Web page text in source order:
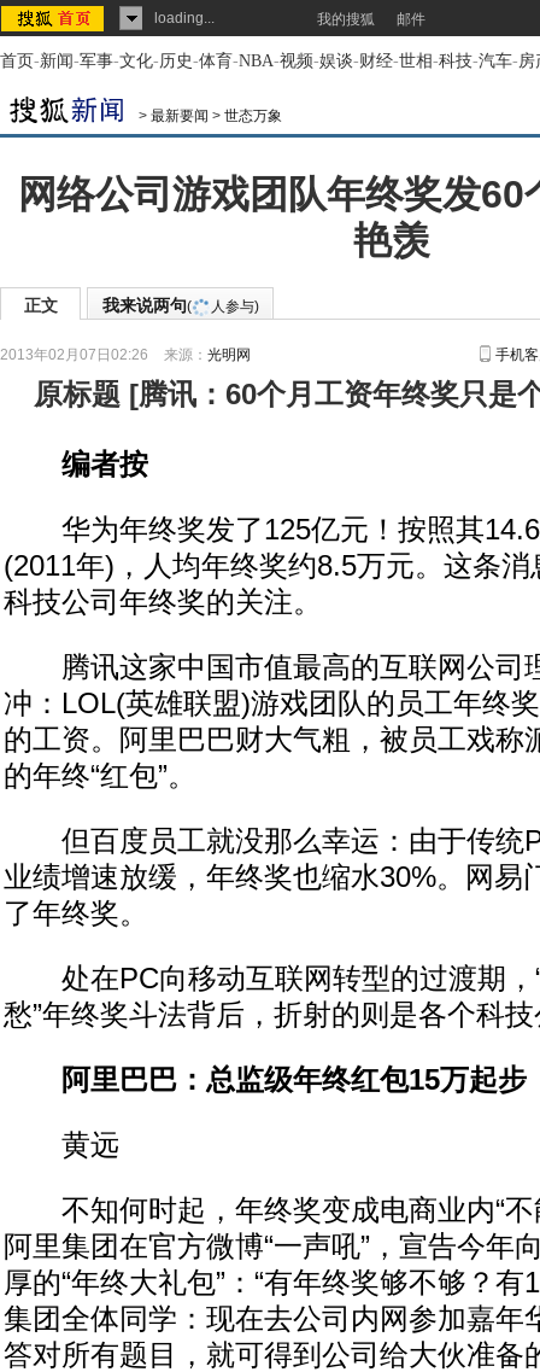
loading... 我的搜狐 邮件
首页-新闻-军事-文化-历史-体育-NBA-视频-娱谈-财经-世相-科技-汽车-房
> 最新要闻 > 世态万象
网络公司游戏团队年终奖发60
艳羡
正文 我来说两句( 人参与)
2013年02月07日02:26 来源： 光明网 手机
原标题 [腾讯：60个月工资年终奖只是
编者按
华为年终奖发了125亿元！按照其14.6
(2011年)，人均年终奖约8.5万元。这条
科技公司年终奖的关注。
腾讯这家中国市值最高的互联网公司
冲：LOL(英雄联盟)游戏团队的员工年终
的工资。阿里巴巴财大气粗，被员工戏称
的年终“红包”。
但百度员工就没那么幸运：由于传统
业绩增速放缓，年终奖也缩水30%。网易
了年终奖。
处在PC向移动互联网转型的过渡期，
愁”年终奖斗法背后，折射的则是各个科
阿里巴巴：总监级年终红包15万起步
黄远
不知何时起，年终奖变成电商业内“不
阿里集团在官方微博“一声吼”，宣告今年
厚的“年终大礼包”：“有年终奖够不够？
集团全体同学：现在去公司内网参加嘉年
答对所有题目，就可得到公司给大伙准备